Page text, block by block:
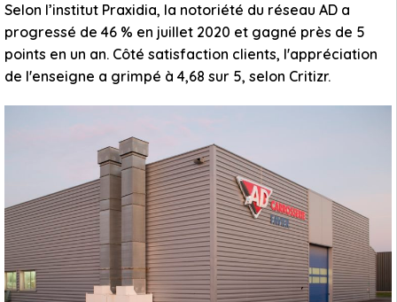
Selon l’institut Praxidia, la notoriété du réseau AD a
progressé de 46 % en juillet 2020 et gagné près de 5
points en un an. Côté satisfaction clients, l'appréciation
de l'enseigne a grimpé à 4,68 sur 5, selon Critizr.